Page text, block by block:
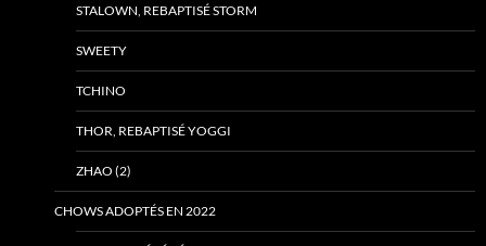
STALOWN, REBAPTISÉ STORM
SWEETY
TCHINO
THOR, REBAPTISÉ YOGGI
ZHAO (2)
CHOWS ADOPTÉS EN 2022